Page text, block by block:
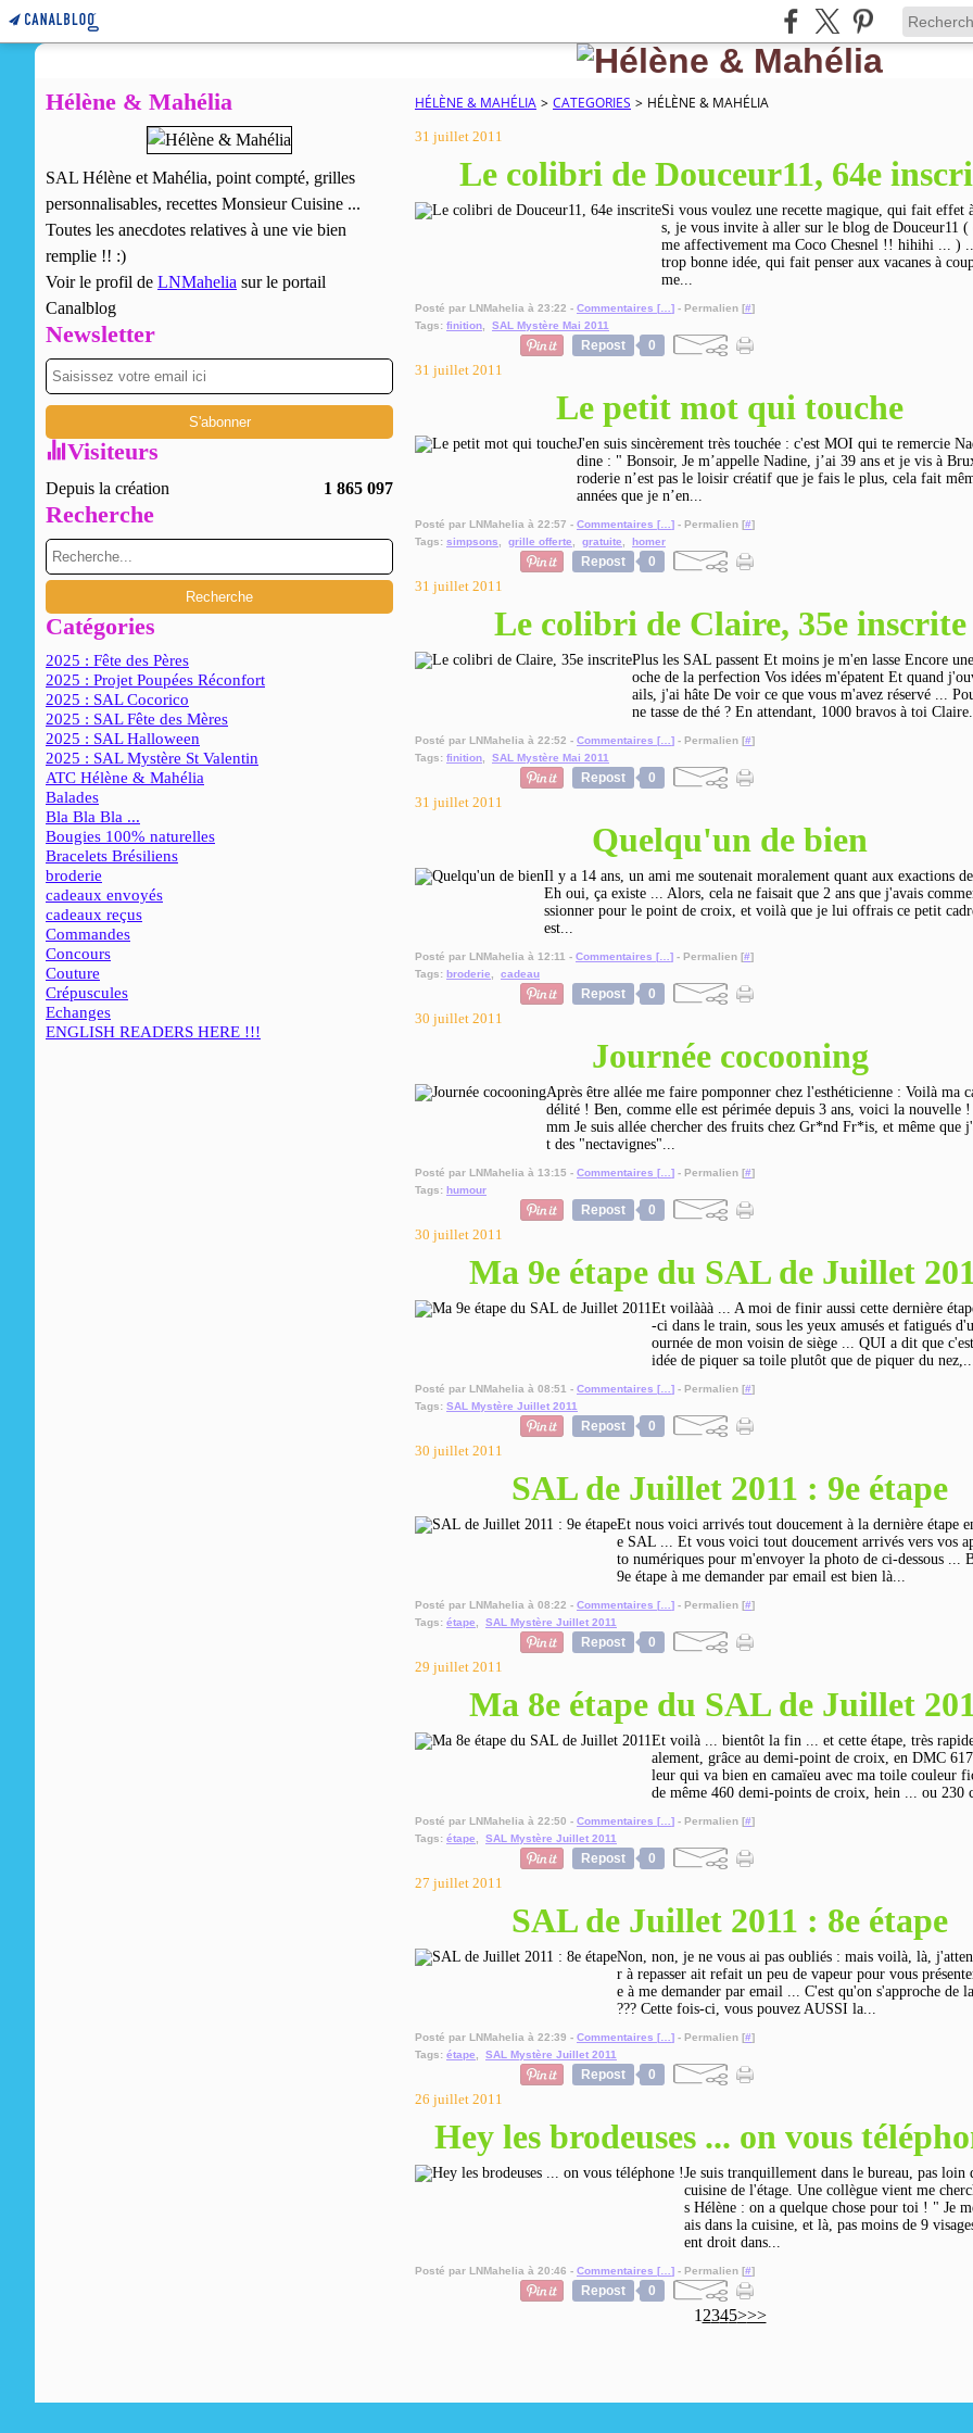
Hélène & Mahélia
SAL Hélène et Mahélia, point compté, grilles
personnalisables, recettes Monsieur Cuisine ...
Toutes les anecdotes relatives à une vie bien
remplie !! :)
Voir le profil de LNMahelia sur le portail
Canalblog
Newsletter
Visiteurs
Depuis la création 1 865 097
Recherche
Catégories
2025 : Fête des Pères
2025 : Projet Poupées Réconfort
2025 : SAL Cocorico
2025 : SAL Fête des Mères
2025 : SAL Halloween
2025 : SAL Mystère St Valentin
ATC Hélène & Mahélia
Balades
Bla Bla Bla ...
Bougies 100% naturelles
Bracelets Brésiliens
broderie
cadeaux envoyés
cadeaux reçus
Commandes
Concours
Couture
Crépuscules
Echanges
ENGLISH READERS HERE !!!
HÉLÈNE & MAHÉLIA > CATEGORIES > HÉLÈNE & MAHÉLIA
31 juillet 2011
Le colibri de Douceur11, 64e
Si vous voulez une recette magique, qui fait effet
s, je vous invite à aller sur le blog de Douceur11 (
me affectivement ma Coco Chesnel !! hihihi ... )
trop bonne idée, qui fait penser aux vacanes à
me...
Posté par LNMahelia à 23:22 - Commentaires [ ] - Permalien [#]
Tags: finition SAL Mystère Mai 2011
Repost 0
31 juillet 2011
Le petit mot qui touche
J'en suis sincèrement très touchée : c'est MOI qui te remercie
dine : " Bonsoir, Je m’appelle Nadine, j’ai 39 ans et je vis à
roderie n’est pas le loisir créatif que je fais le plus, cela fait
années que je n’en...
Posté par LNMahelia à 22:57 - Commentaires [ ] - Permalien [#]
Tags: simpsons grille offerte gratuite homer
Repost 0
31 juillet 2011
Le colibri de Claire, 35e inscrite
Plus les SAL passent Et moins je m'en lasse Encore
oche de la perfection Vos idées m'épatent Et quand
ails, j'ai hâte De voir ce que vous m'avez réservé ...
ne tasse de thé ? En attendant, 1000 bravos à toi
Posté par LNMahelia à 22:52 - Commentaires [ ] - Permalien [#]
Tags: finition SAL Mystère Mai 2011
Repost 0
31 juillet 2011
Quelqu'un de bien
Il y a 14 ans, un ami me soutenait moralement quant aux exactions
Eh oui, ça existe ... Alors, cela ne faisait que 2 ans que j'avais
ssionner pour le point de croix, et voilà que je lui offrais ce petit
est...
Posté par LNMahelia à 12:11 - Commentaires [ ] - Permalien [#]
Tags: broderie cadeau
Repost 0
30 juillet 2011
Journée cocooning
Après être allée me faire pomponner chez l'esthéticienne : Voilà ma
délité ! Ben, comme elle est périmée depuis 3 ans, voici la nouvelle
mm Je suis allée chercher des fruits chez Gr*nd Fr*is, et même que
t des "nectavignes"...
Posté par LNMahelia à 13:15 - Commentaires [ ] - Permalien [#]
Tags: humour
Repost 0
30 juillet 2011
Ma 9e étape du SAL de Juillet
Et voilààà ... A moi de finir aussi cette dernière
-ci dans le train, sous les yeux amusés et fatigués
ournée de mon voisin de siège ... QUI a dit que
idée de piquer sa toile plutôt que de piquer du
Posté par LNMahelia à 08:51 - Commentaires [ ] - Permalien [#]
Tags: SAL Mystère Juillet 2011
Repost 0
30 juillet 2011
SAL de Juillet 2011 : 9e étape
Et nous voici arrivés tout doucement à la dernière étape
e SAL ... Et vous voici tout doucement arrivés vers vos
to numériques pour m'envoyer la photo de ci-dessous ...
9e étape à me demander par email est bien là...
Posté par LNMahelia à 08:22 - Commentaires [ ] - Permalien [#]
Tags: étape SAL Mystère Juillet 2011
Repost 0
29 juillet 2011
Ma 8e étape du SAL de Juillet
Et voilà ... bientôt la fin ... et cette étape, très
alement, grâce au demi-point de croix, en DMC
leur qui va bien en camaïeu avec ma toile couleur
de même 460 demi-points de croix, hein ... ou 230
Posté par LNMahelia à 22:50 - Commentaires [ ] - Permalien [#]
Tags: étape SAL Mystère Juillet 2011
Repost 0
27 juillet 2011
SAL de Juillet 2011 : 8e étape
Non, non, je ne vous ai pas oubliés : mais voilà, là,
r à repasser ait refait un peu de vapeur pour vous
e à me demander par email ... C'est qu'on s'approche de
??? Cette fois-ci, vous pouvez AUSSI la...
Posté par LNMahelia à 22:39 - Commentaires [ ] - Permalien [#]
Tags: étape SAL Mystère Juillet 2011
Repost 0
26 juillet 2011
Hey les brodeuses ... on vous
Je suis tranquillement dans le bureau, pas loin
cuisine de l'étage. Une collègue vient me
s Hélène : on a quelque chose pour toi ! " Je
ais dans la cuisine, et là, pas moins de 9
ent droit dans...
Posté par LNMahelia à 20:46 - Commentaires [ ] - Permalien [#]
Repost 0
1 2345>>>